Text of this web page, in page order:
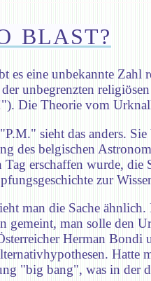
BLAST?
es eine unbekannte Zahl
unbegrenzten
Die Theorie vom
sieht das anders.
des belgischen
Tag erschaffen wurde, die
zur
man die Sache
gemeint, man solle den
Herman
Hatte
"big bang", was in der